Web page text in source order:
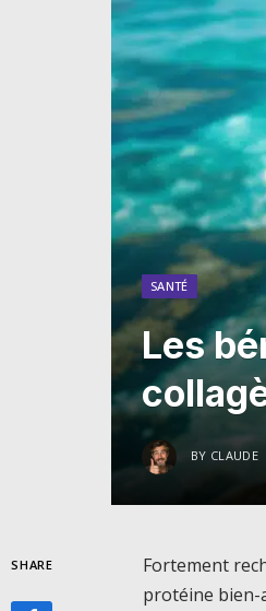
SANTÉ
Les
BY CLAUDE
SHARE
Fortement
protéine bien-